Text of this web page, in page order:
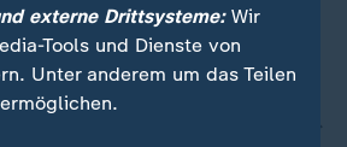
externe Drittsysteme:Wir
Tools und Dienste von
Unter anderem um das Teilen